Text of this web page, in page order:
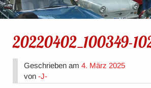
20220402_100349-
Geschrieben am4. März 2025
von-J-